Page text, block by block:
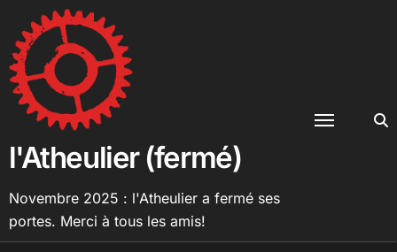
contenu
l'Atheulier (fermé)
Novembre 2025 : l'Atheulier a fermé ses
portes. Merci à tous les amis!